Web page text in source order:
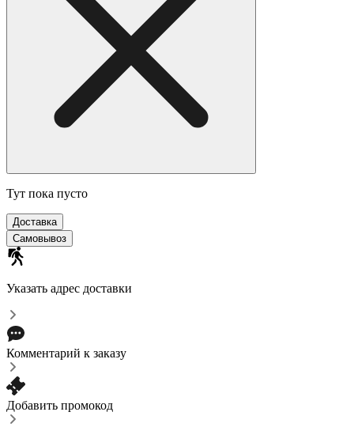
Тут пока пусто
Доставка
Самовывоз
Указать адрес доставки
Комментарий к заказу
Добавить промокод